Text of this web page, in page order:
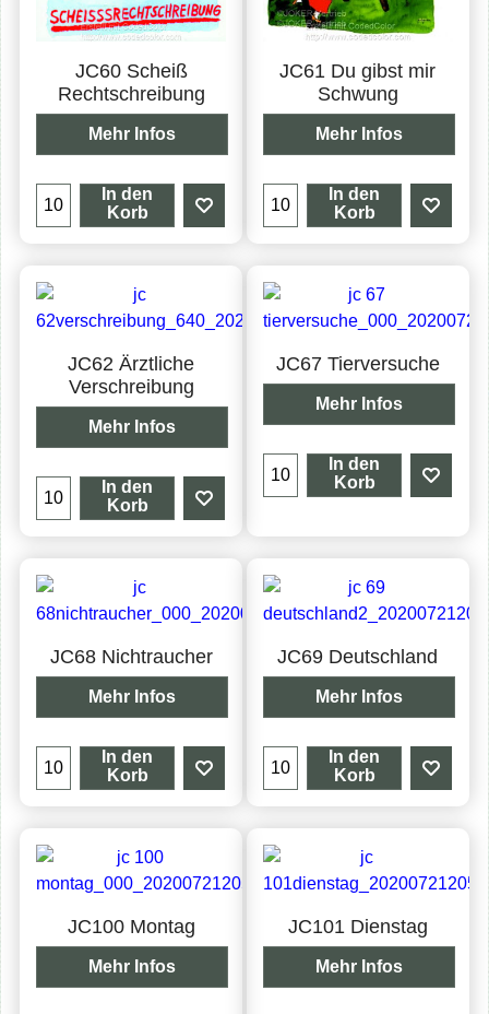
JC60 Scheiß
Rechtschreibung
Mehr Infos
In den
Korb
JC61 Du gibst mir
Schwung
Mehr Infos
In den
Korb
JC62 Ärztliche
Verschreibung
Mehr Infos
In den
Korb
JC67 Tierversuche
Mehr Infos
In den
Korb
JC68 Nichtraucher
Mehr Infos
In den
Korb
JC69 Deutschland
Mehr Infos
In den
Korb
JC100 Montag
Mehr Infos
JC101 Dienstag
Mehr Infos